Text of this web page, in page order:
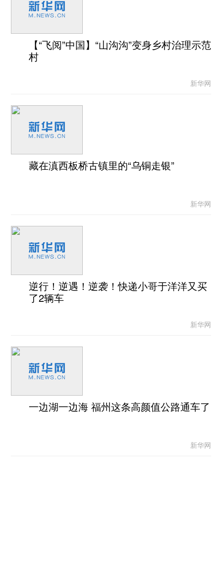
【“飞阅”中国】“山沟沟”变身乡村治理示范
村
新华网
藏在滇西板桥古镇里的“乌铜走银”
新华网
逆行！逆遇！逆袭！快递小哥于洋洋又买
了2辆车
新华网
一边湖一边海 福州这条高颜值公路通车了
新华网